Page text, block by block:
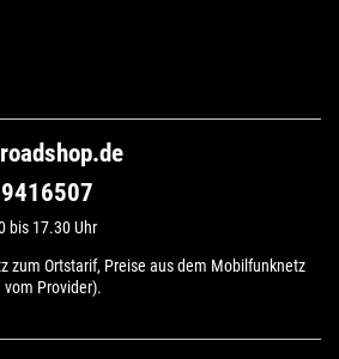
bis 17.30 Uhr
zum Ortstarif, Preise aus dem Mobilfunknetz
Provider).